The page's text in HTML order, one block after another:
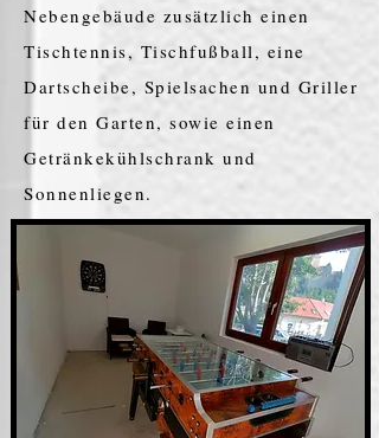
Nebengebäude zusätzlich einen
Tischtennis, Tischfußball, eine
Dartscheibe, Spielsachen und Griller
für den Garten, sowie einen
Getränkekühlschrank und
Sonnenliegen.